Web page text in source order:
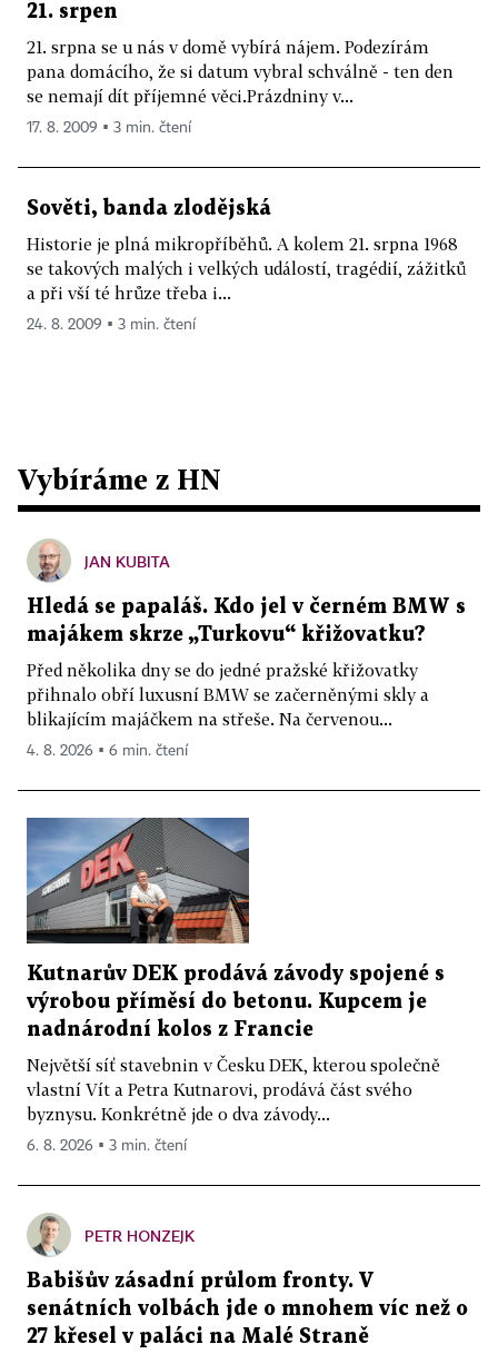
21. srpen
21. srpna se u nás v domě vybírá nájem. Podezírám
pana domácího, že si datum vybral schválně - ten den
se nemají dít příjemné věci.Prázdniny v...
17. 8. 2009 ▪ 3 min. čtení
Sověti, banda zlodějská
Historie je plná mikropříběhů. A kolem 21. srpna 1968
se takových malých i velkých událostí, tragédií, zážitků
a při vší té hrůze třeba i...
24. 8. 2009 ▪ 3 min. čtení
Vybíráme z HN
JAN KUBITA
Hledá se papaláš. Kdo jel v černém BMW s
majákem skrze „Turkovu“ křižovatku?
Před několika dny se do jedné pražské křižovatky
přihnalo obří luxusní BMW se začerněnými skly a
blikajícím majáčkem na střeše. Na červenou...
4. 8. 2026 ▪ 6 min. čtení
Kutnarův DEK prodává závody spojené s
výrobou příměsí do betonu. Kupcem je
nadnárodní kolos z Francie
Největší síť stavebnin v Česku DEK, kterou společně
vlastní Vít a Petra Kutnarovi, prodává část svého
byznysu. Konkrétně jde o dva závody...
6. 8. 2026 ▪ 3 min. čtení
PETR HONZEJK
Babišův zásadní průlom fronty. V
senátních volbách jde o mnohem víc než o
27 křesel v paláci na Malé Straně